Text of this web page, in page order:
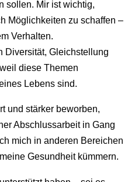
sollen. Mir ist wichtig,
Möglichkeiten zu schaffen –
Verhalten.
Diversität, Gleichstellung
diese Themen
Lebens sind.
und stärker beworben,
Abschlussarbeit in Gang
mich in anderen Bereichen
Gesundheit kümmern.